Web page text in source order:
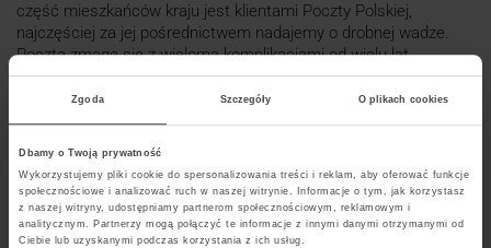
Zgoda Szczegóły O plikach cookies
Dbamy o Twoją prywatność
Wykorzystujemy pliki cookie do spersonalizowania treści i reklam, aby oferować funkcje
społecznościowe i analizować ruch w naszej witrynie. Informacje o tym, jak korzystasz
z naszej witryny, udostępniamy partnerom społecznościowym, reklamowym i
analitycznym. Partnerzy mogą połączyć te informacje z innymi danymi otrzymanymi od
Ciebie lub uzyskanymi podczas korzystania z ich usług.
część mieszkańców kraju jest klientami Poczty Polskiej,
najczęściej za jej pośrednictwem nadajemy o drobnej wadze.
Poczta zmaga się z wieloma komplikacjami od wielu lat.